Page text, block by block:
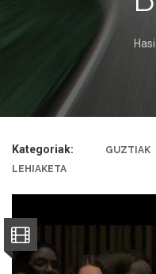
Kategoriak: GUZTIAK
LEHIAKETA